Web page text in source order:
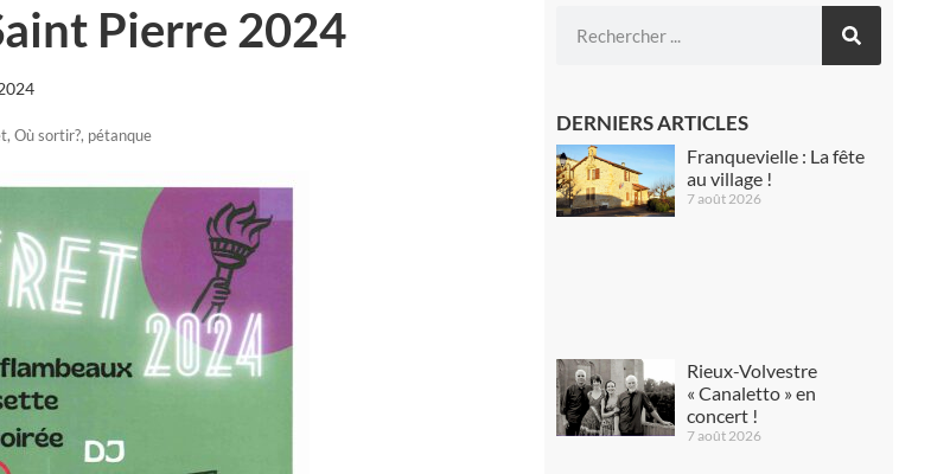
Pierre 2024
, Où sortir?, pétanque DERNIERS ARTICLES
Franquevielle : La fête
au village !
7 août 2026
Rieux-Volvestre
« Canaletto » en
concert !
7 août 2026